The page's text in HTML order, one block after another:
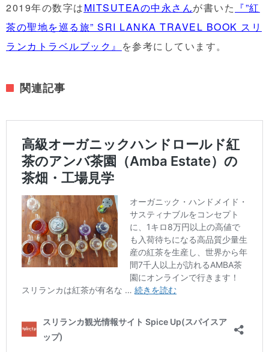
2019年の数字はMITSUTEAの中永さんが書いた 『”紅
茶の聖地を巡る旅” SRI LANKA TRAVEL BOOK スリ
ランカトラベルブック』 を参考にしています。
関連記事